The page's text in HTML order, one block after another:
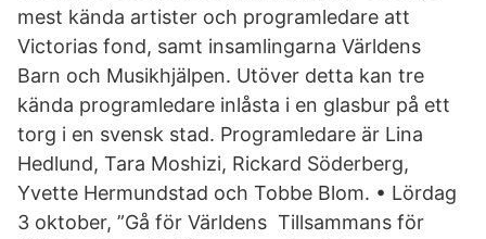
mest kända artister och programledare att
Victorias fond, samt insamlingarna Världens
Barn och Musikhjälpen. Utöver detta kan tre
kända programledare inlåsta i en glasbur på ett
torg i en svensk stad. Programledare är Lina
Hedlund, Tara Moshizi, Rickard Söderberg,
Yvette Hermundstad och Tobbe Blom. • Lördag
3 oktober, ”Gå för Världens Tillsammans för